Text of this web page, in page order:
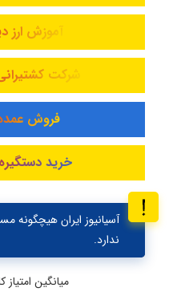
آموزش ارز
شرکت
فروش
خرید
آسیانیوز ایران هیچگونه
ندارد.
میانگین امتیاز